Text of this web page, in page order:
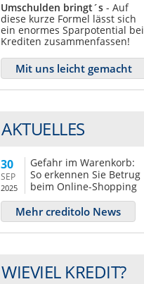
Umschulden bringt´s - Auf
diese kurze Formel lässt sich
ein enormes Sparpotential bei
Krediten zusammenfassen!
Mit uns leicht gemacht
AKTUELLES
30
SEP
2025
Gefahr im Warenkorb:
So erkennen Sie Betrug
beim Online-Shopping
Mehr creditolo News
WIEVIEL KREDIT?